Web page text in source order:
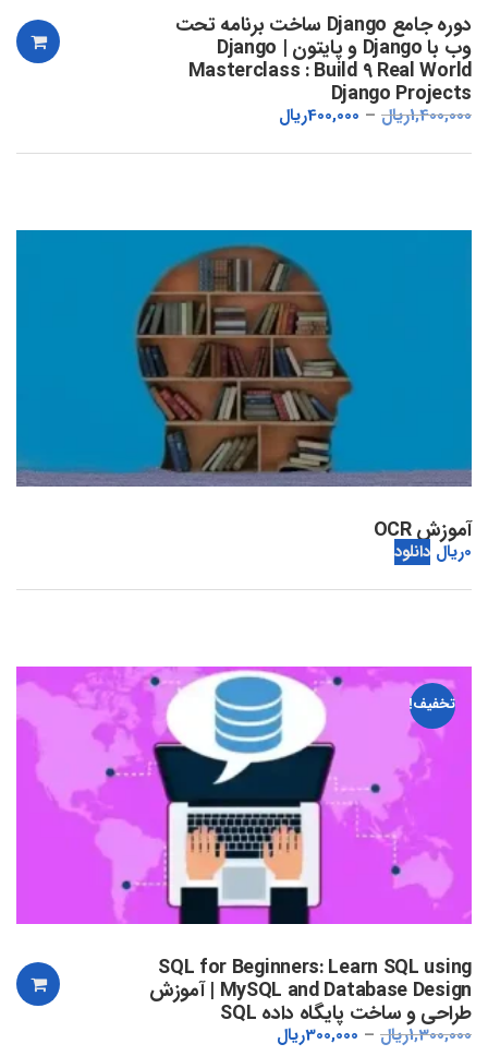
دوره جامع Django ساخت برنامه تحت
وب با Django و پایتون | Django
Masterclass : Build 9 Real World
Django Projects
1,400,000ریال 400,000ریال
آموزش OCR
0ریال دانلود
تخفیف!
SQL for Beginners: Learn SQL using
MySQL and Database Design | آموزش
طراحی و ساخت پایگاه داده SQL
1,300,000ریال 300,000ریال